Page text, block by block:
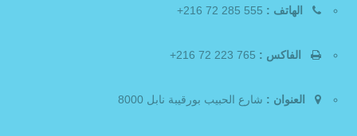
الهاتف :
الفاكس :
العنوان : شارع الحبيب بورقيبة نابل 8000